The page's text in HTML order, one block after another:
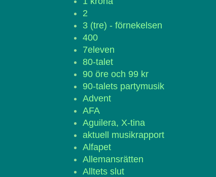
2
3 (tre) - förnekelsen
400
7eleven
80-talet
90 öre och 99 kr
90-talets partymusik
Advent
AFA
Aguilera, X-tina
aktuell musikrapport
Alfapet
Allemansrätten
Alltets slut